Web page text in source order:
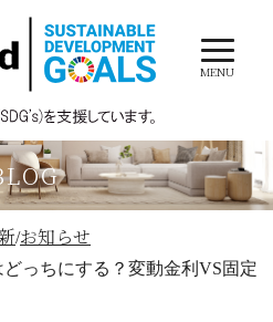
MENU
/お知らせ
どっちにする？変動金利VS固定